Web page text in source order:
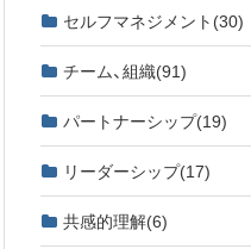
セルフマネジメント (30)
チーム、組織(91)
パートナーシップ(19)
リーダーシップ(17)
共感的理解(6)